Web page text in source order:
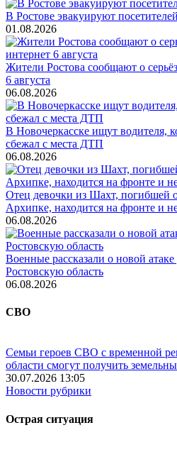
В Ростове эвакуируют
01.08.2026
Жители Ростова сообщают о
6 августа
06.08.2026
В Новочеркасске ищут водителя,
сбежал с места ДТП
06.08.2026
Отец девочки из Шахт, погибшей
Архипке, находится на фронте и
06.08.2026
Военные рассказали о новой
Ростовскую область
06.08.2026
СВО
Семьи героев СВО с временной
области смогут получить
30.07.2026 13:05
Новости рубрики
Острая ситуация